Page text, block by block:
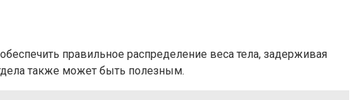
правильное распределение веса тела, задерживая
также может быть полезным.